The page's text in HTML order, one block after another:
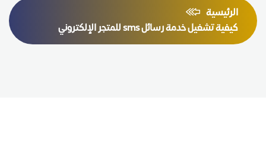
الرئيسية
كيفية تشغيل خدمة رسائل sms للمتجر الإلكتروني